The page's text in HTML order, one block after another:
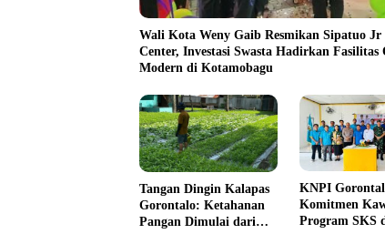
Wali Kota Weny Gaib Resmikan Sipatuo Jr
Center, Investasi Swasta Hadirkan Fasilitas
Modern di Kotamobagu
Tangan Dingin Kalapas
Gorontalo: Ketahanan
Pangan Dimulai dari
KNPI
Komitmen
Program SKS